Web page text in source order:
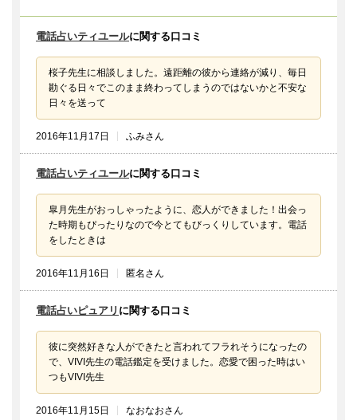
電話占いティユールに関する口コミ
桜子先生に相談しました。遠距離の彼から連絡が減り、毎日
勘ぐる日々でこのまま終わってしまうのではないかと不安な
日々を送って
2016年11月17日 ふみさん
電話占いティユールに関する口コミ
皐月先生がおっしゃったように、恋人ができました！出会っ
た時期もぴったりなので今とてもびっくりしています。電話
をしたときは
2016年11月16日 匿名さん
電話占いピュアリ に関する口コミ
彼に突然好きな人ができたと言われてフラれそうになったの
で、VIVI先生の電話鑑定を受けました。恋愛で困った時はい
つもVIVI先生
2016年11月15日 なおなおさん